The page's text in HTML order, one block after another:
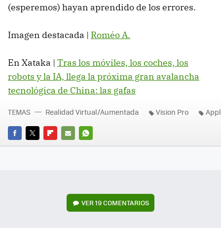
(esperemos) hayan aprendido de los errores.
Imagen destacada | Roméo A.
En Xataka | Tras los móviles, los coches, los
robots y la IA, llega la próxima gran avalancha
tecnológica de China: las gafas
FACEBOOK
TWITTERFLIPBOARD
E-
WHATSAPP
TEMAS Realidad Virtual/Aumentada Vision Pro
VER19 COMENTARIOS